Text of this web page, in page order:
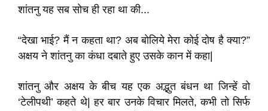
शांतनु यह सब सोच ही रहा था की...
“देखा भाई? मैं न कहता था? अब बोलिये मेरा कोई दोष है क्या?”
अक्षय ने शांतनु का कंधा दबाते हुए उसके कान में कहा|
शांतनु और अक्षय के बीच यह एक अद्भुत बंधन था जिन्हें वो
‘टेलीपथी’ कहते थे| हर बार उनके विचार मिलते, कभी तो सिर्फ